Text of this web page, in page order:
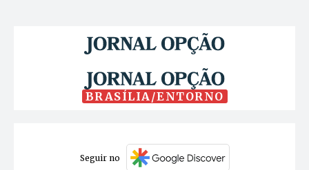
BRASÍLIA/ENTORNO
Seguir no